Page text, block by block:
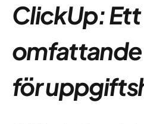
ClickUp: Ett
för